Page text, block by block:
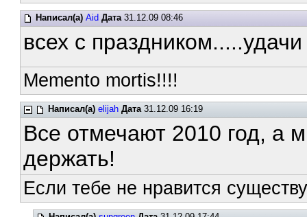
Написал(а) Aid Дата31.12.09 08:46
всех с праздником.....удачи
Memento mortis!!!!
Написал(а) elijah Дата31.12.09 16:19
Все отмечают 2010 год, а
держать!
Если тебе не нравится